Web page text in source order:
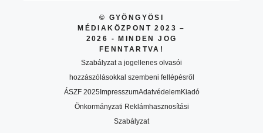
© GYÖNGYÖSI
MÉDIAKÖZPONT 2023 –
2026 - MINDEN JOG
FENNTARTVA!
Szabályzat a jogellenes olvasói
hozzászólásokkal szembeni fellépésről
ÁSZF 2025ImpresszumAdatvédelemKiadó
Önkormányzati Reklámhasznosítási
Szabályzat